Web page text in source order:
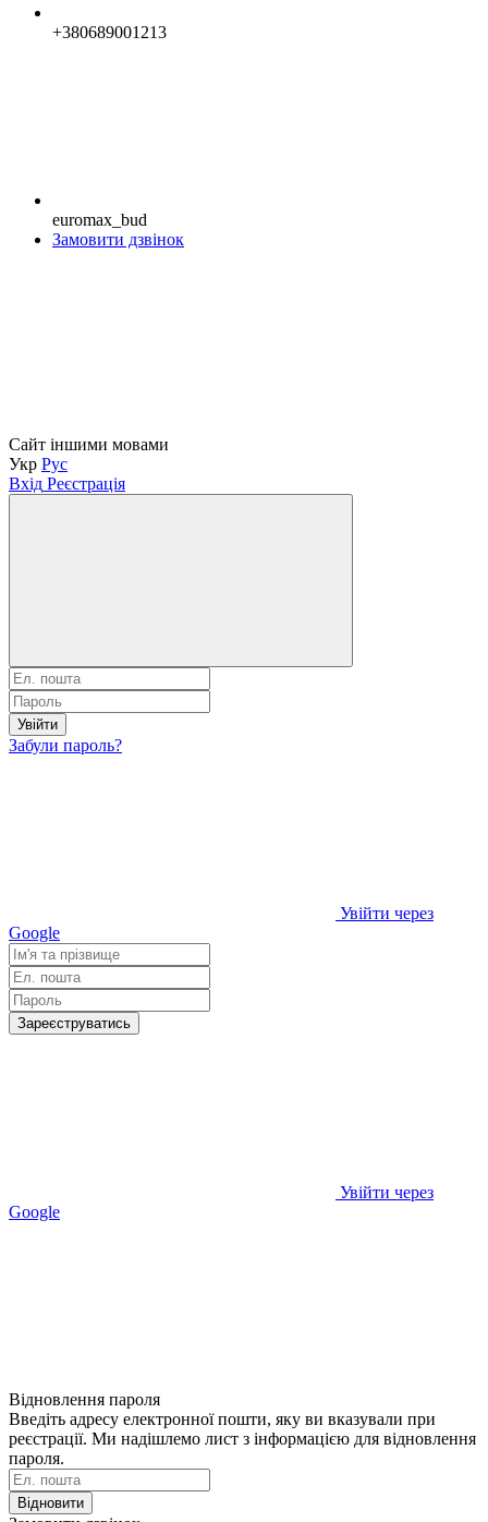
+380689001213
euromax_bud
Замовити дзвінок
Сайт іншими мовами
Укр Рус
Вхід Реєстрація
Увійти
Забули пароль?
Увійти через
Google
Зареєструватись
Увійти через
Google
Відновлення пароля
Введіть адресу електронної пошти, яку ви вказували при
реєстрації. Ми надішлемо лист з інформацією для відновлення
пароля.
Відновити